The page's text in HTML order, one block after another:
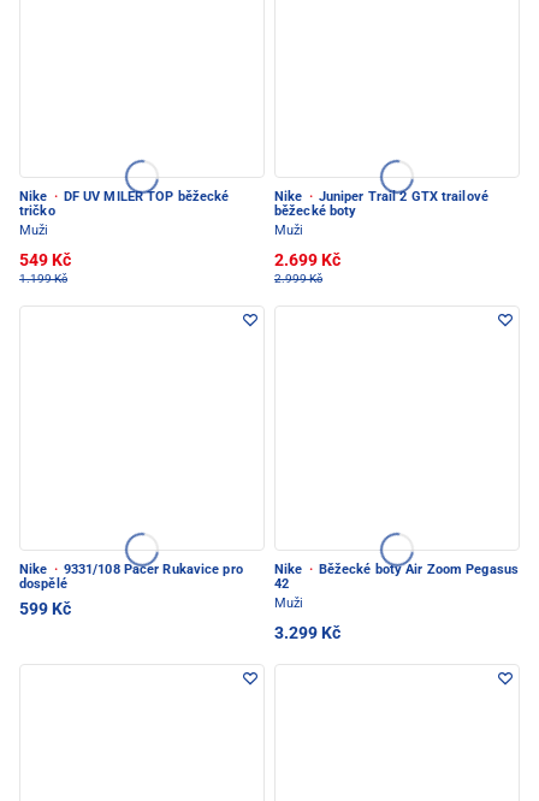
Nike · DF UV MILER TOP běžecké
tričko
Muži
549 Kč
1.199 Kč
Nike · Juniper Trail 2 GTX trailové
běžecké boty
Muži
2.699 Kč
2.999 Kč
Nike · 9331/108 Pacer Rukavice pro
dospělé
599 Kč
Nike · Běžecké boty Air Zoom Pegasus
42
Muži
3.299 Kč